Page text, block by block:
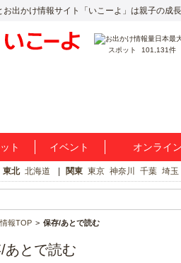
お出かけ情報サイト「いこーよ」は親子の成
スポット 101,131件
ト イベント オンライ
東北 北海道 関東 東京 神奈川 千葉 埼玉
報TOP 保存/あとで読む
あとで読む